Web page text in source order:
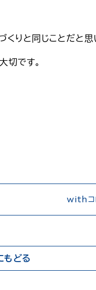
りと同じことだと思
切です。
withコ
もどる